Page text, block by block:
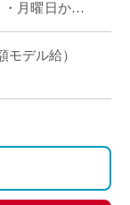
月曜日から
[…]
モデル給）